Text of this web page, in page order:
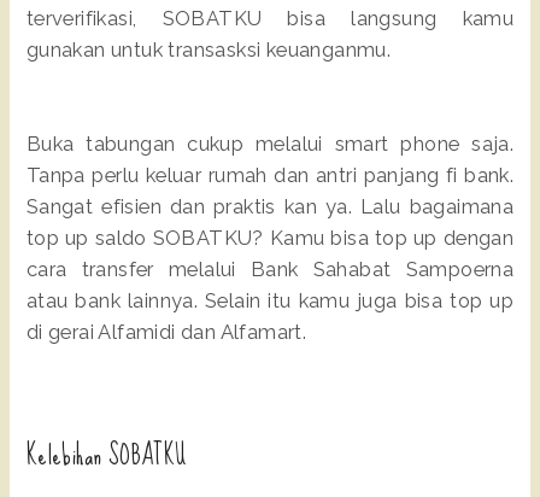
terverifikasi, SOBATKU bisa langsung kamu
gunakan untuk transasksi keuanganmu.
Buka tabungan cukup melalui smart phone saja.
Tanpa perlu keluar rumah dan antri panjang fi bank.
Sangat efisien dan praktis kan ya. Lalu bagaimana
top up saldo SOBATKU? Kamu bisa top up dengan
cara transfer melalui Bank Sahabat Sampoerna
atau bank lainnya. Selain itu kamu juga bisa top up
di gerai Alfamidi dan Alfamart.
Kelebihan SOBATKU